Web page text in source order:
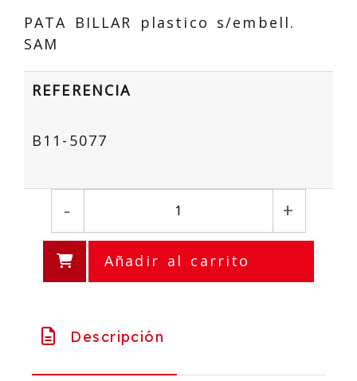
PATA BILLAR plastico s/embell.
SAM
REFERENCIA
B11-5077
- +
Añadir al carrito
Descripción